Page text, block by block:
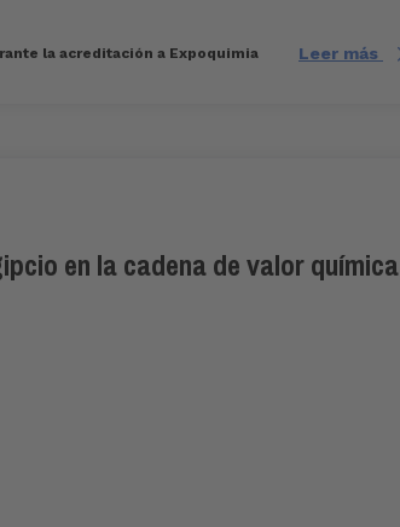
la acreditación a Expoquimia Leer más
en la cadena de valor química